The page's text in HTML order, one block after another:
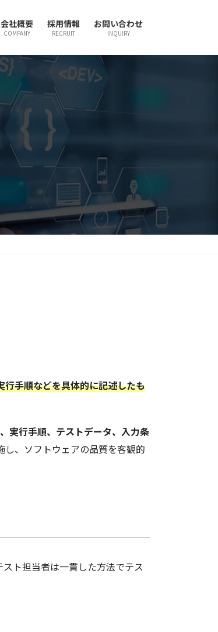
会社概要
COMPANY
採用情報
RECRUIT
お問い合わせ
INQUIRY
手順などを具体的に記述したも
実行手順、テストデータ、入力条
、ソフトウェアの品質を客観的
ト担当者は一貫した方法でテス